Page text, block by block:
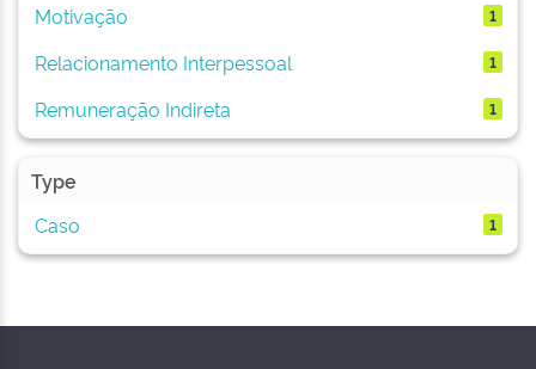
Motivação 1
Relacionamento Interpessoal 1
Remuneração Indireta 1
Type
Caso
1